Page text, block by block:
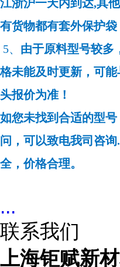
江浙沪一天内到达,其
有货物都有套外保护
5、 由于原料型号较多
格未能及时更新，可
头报价为准！
如您未找到合适的型
问，可以致电我司咨
全，价格合理。
...
联系我们
上海钜赋新